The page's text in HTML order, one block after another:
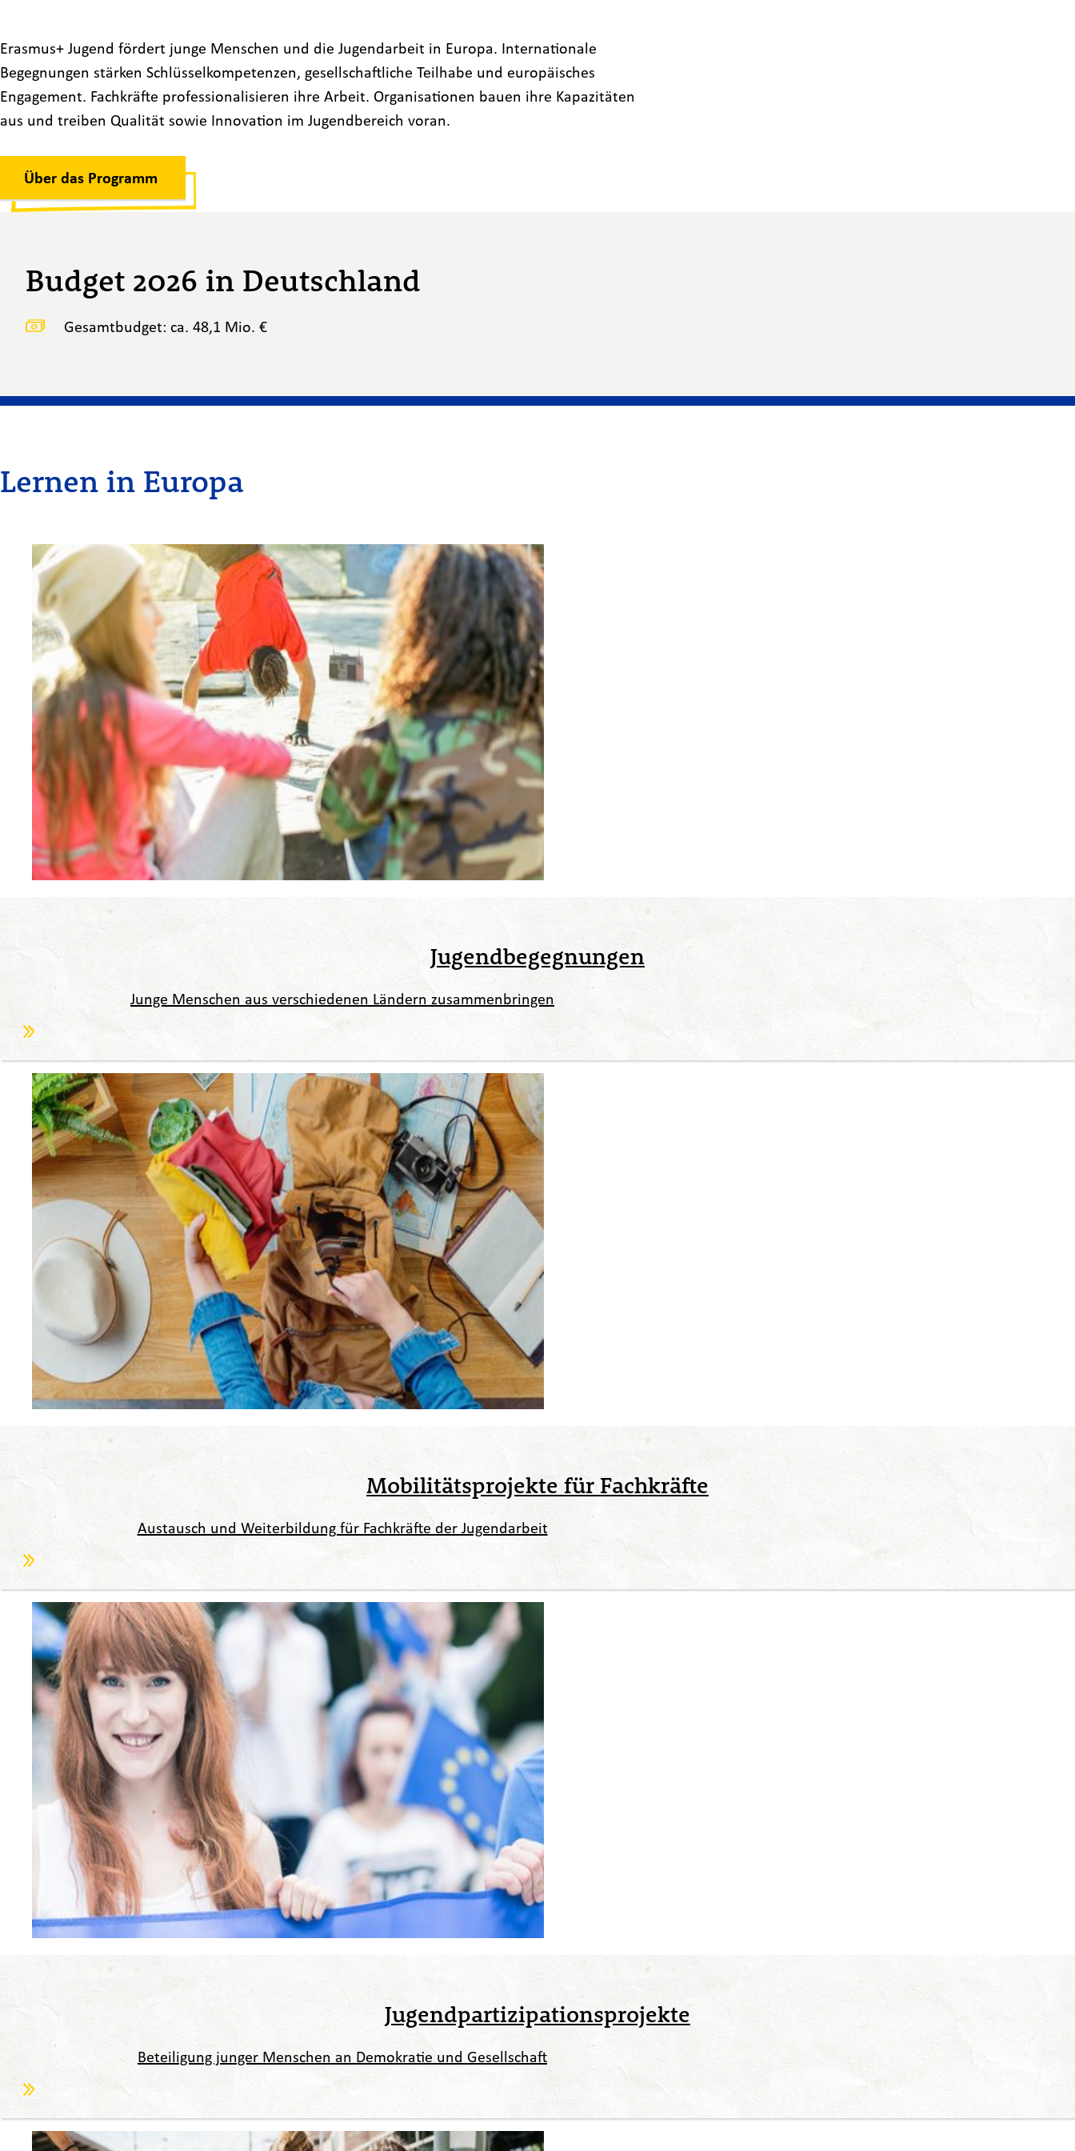
Erasmus+ Jugend fördert junge Menschen und die Jugendarbeit in Europa. Internationale
Begegnungen stärken Schlüsselkompetenzen, gesellschaftliche Teilhabe und europäisches
Engagement. Fachkräfte professionalisieren ihre Arbeit. Organisationen bauen ihre Kapazitäten
aus und treiben Qualität sowie Innovation im Jugendbereich voran.
Über das Programm
Budget 2026 in Deutschland
Gesamtbudget: ca. 48,1 Mio. €
Lernen in Europa
Jugendbegegnungen
Junge Menschen aus verschiedenen Ländern zusammenbringen
Mobilitätsprojekte für Fachkräfte
Austausch und Weiterbildung für Fachkräfte der Jugendarbeit
Jugendpartizipationsprojekte
Beteiligung junger Menschen an Demokratie und Gesellschaft